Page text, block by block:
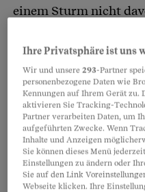
einem Sturm nicht
einem Mäuerchen.
Treibhaus gegen
damaligen Kaufpreis
es die
Partnerinhalte
Ihre Privatsphäre ist uns
Wir und unsere293-Partner
personenbezogene Daten wie
Kennungen auf Ihrem Gerät zu.
aktivieren Sie Tracking-
Partner verarbeiten Daten, um
aufgeführten Zwecke. Wenn
Inhalte und Anzeigen
Sie können dieses Menü
Einstellungen zu ändern oder
Sie auf den Link
Webseite klicken. Ihre